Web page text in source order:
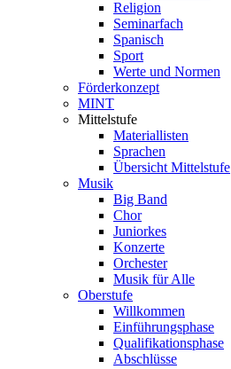
Religion
Seminarfach
Spanisch
Sport
Werte und Normen
Förderkonzept
MINT
Mittelstufe
Materiallisten
Sprachen
Übersicht Mittelstufe
Musik
Big Band
Chor
Juniorkes
Konzerte
Orchester
Musik für Alle
Oberstufe
Willkommen
Einführungsphase
Qualifikationsphase
Abschlüsse